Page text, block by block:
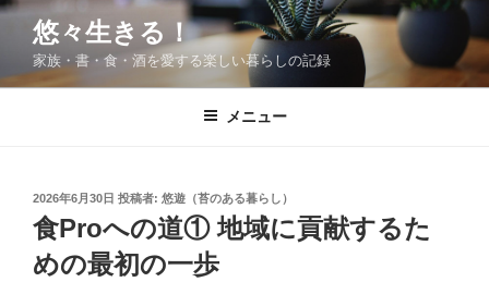
コ
ン
悠々生きる！
家族・書・食・酒を愛する楽しい暮らしの記録
メニュー
投
稿
日:
2026年6月30日 投稿者: 悠遊（苔のある暮らし）
食Proへの道① 地域に貢献するた
めの最初の一歩